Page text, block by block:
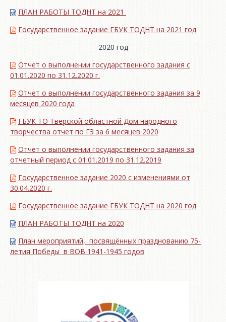
ПЛАН РАБОТЫ ТОДНТ на 2021
Государственное задание ГБУК ТОДНТ на 2021 год
2020 год
Отчет о выполнении государственного задания с
01.01.2020 по 31.12.2020 г.
Отчет о выполнении государственного задания за 9
месяцев 2020 года
ГБУК ТО Тверской областной Дом народного
творчества отчет по ГЗ за 6 месяцев 2020
Отчет о выполнении государственного задания за
отчетный период с 01.01.2019 по 31.12.2019
Государственное задание 2020 с изменениями от
30.04.2020 г.
Государственное задание ГБУК ТОДНТ на 2020 год
ПЛАН РАБОТЫ ТОДНТ на 2020
План мероприятий, посвящённых празднованию 75-
летия Победы в ВОВ 1941-1945 годов